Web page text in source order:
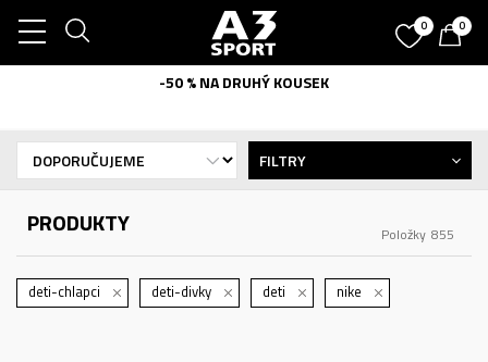
0 0
-50 % NA DRUHÝ KOUSEK
PRODUKTY 855
Položky
FILTRY
deti-chlapci deti-divky deti nike